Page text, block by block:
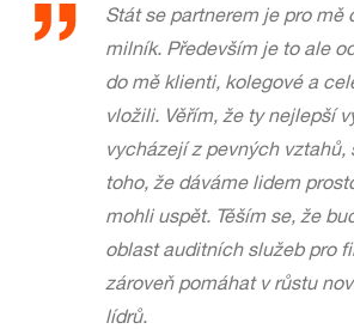
Stát se partnerem je pro mě
milník. Především je to ale
do mě klienti, kolegové a
vložili. Věřím, že ty nejlepší
vycházejí z pevných vztahů,
toho, že dáváme lidem
mohli uspět. Těším se, že
oblast auditních služeb pro
zároveň pomáhat v růstu
lídrů.